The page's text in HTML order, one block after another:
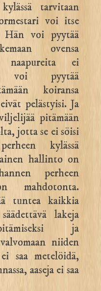
tarvitaan
voi itse
Hän voi pyytää
ovensa
naapureita ei
voi pyytää
koiransa
pelästyisi. Ja
pitämään
jotta se ei söisi
kylässä
hallinto on
perheen
mahdotonta.
tuntea kaikkia
lakeja
ja
niiden
saa metelöidä,
aaseja ei saa